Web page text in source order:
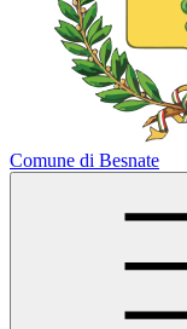
Comune di Besnate